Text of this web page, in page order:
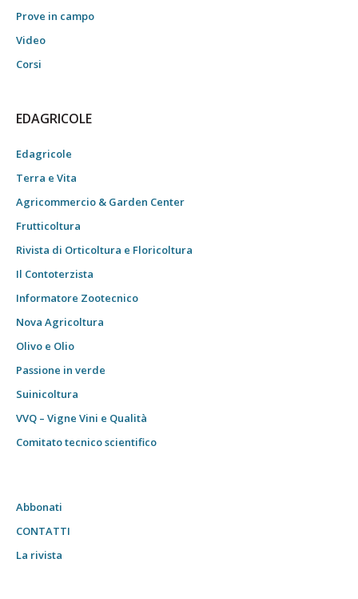
Prove in campo
Video
Corsi
EDAGRICOLE
Edagricole
Terra e Vita
Agricommercio & Garden Center
Frutticoltura
Rivista di Orticoltura e Floricoltura
Il Contoterzista
Informatore Zootecnico
Nova Agricoltura
Olivo e Olio
Passione in verde
Suinicoltura
VVQ – Vigne Vini e Qualità
Comitato tecnico scientifico
Abbonati
CONTATTI
La rivista